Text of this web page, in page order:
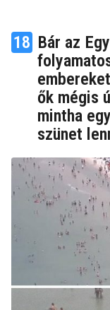
18 Bár az
ők mégis
mintha
szünet